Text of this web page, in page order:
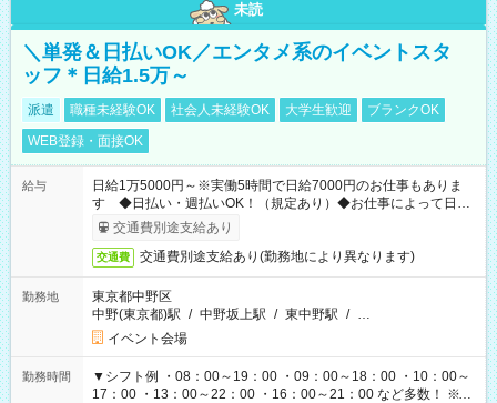
未読
＼単発＆日払いOK／エンタメ系のイベントスタ
ッフ＊日給1.5万～
派遣 職種未経験OK 社会人未経験OK 大学生歓迎
ブランクOK
WEB登録・面接OK
給与
日給1万5000円～※実働5時間で日給7000円のお仕事もありま
す ◆日払い・週払いOK！（規定あり）◆お仕事によって日給
も異なります
交通費別途支給あり
交通費 交通費別途支給あり(勤務地により異なります)
勤務地
東京都中野区
中野(東京都)駅 / 中野坂上駅 / 東中野駅 / …
イベント会場
勤務時間
▼シフト例 ・08：00～19：00 ・09：00～18：00 ・10：00～
17：00 ・13：00～22：00 ・16：00～21：00 など多数！ ※お